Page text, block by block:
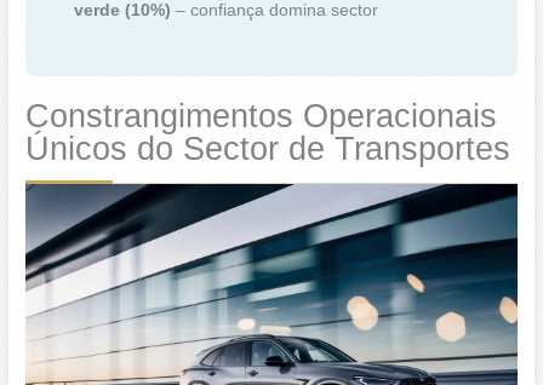
verde (10%) – confiança domina sector
Constrangimentos Operacionais
Únicos do Sector de Transportes